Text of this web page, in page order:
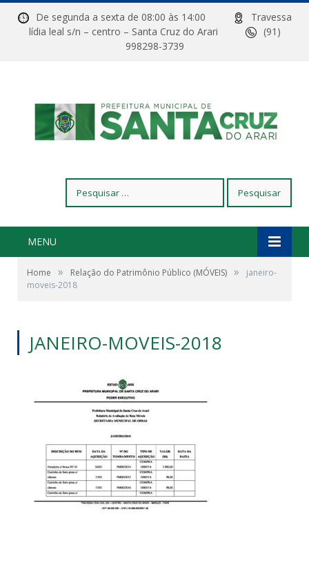
De segunda a sexta de 08:00 às 14:00
Travessa
lídia leal s/n – centro – Santa Cruz do Arari
(91)
998298-3739
por:
MENU
Home » Relação do Patrimônio Público (MÓVEIS) »
janeiro-
moveis-2018
JANEIRO-MOVEIS-2018